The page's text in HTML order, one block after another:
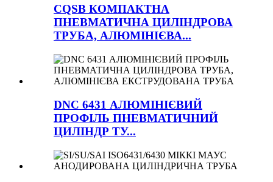
CQSB КОМПАКТНА
ПНЕВМАТИЧНА ЦИЛІНДРОВА
ТРУБА, АЛЮМІНІЄВА...
DNC 6431 АЛЮМІНІЄВИЙ
ПРОФІЛЬ ПНЕВМАТИЧНИЙ
ЦИЛІНДР ТУ...